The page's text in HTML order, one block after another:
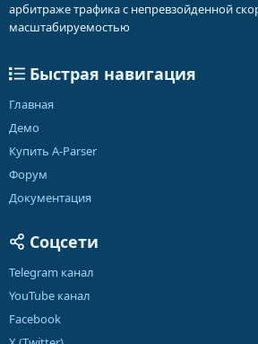
арбитраже трафика с непревзойденной
масштабируемостью
Быстрая навигация
Главная
Демо
Купить A-Parser
Форум
Документация
Соцсети
Telegram канал
YouTube канал
Facebook